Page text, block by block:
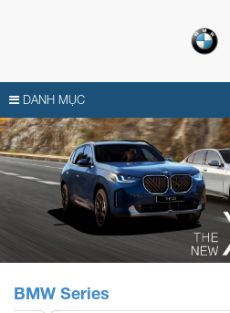
DANH MỤC
BMW Series